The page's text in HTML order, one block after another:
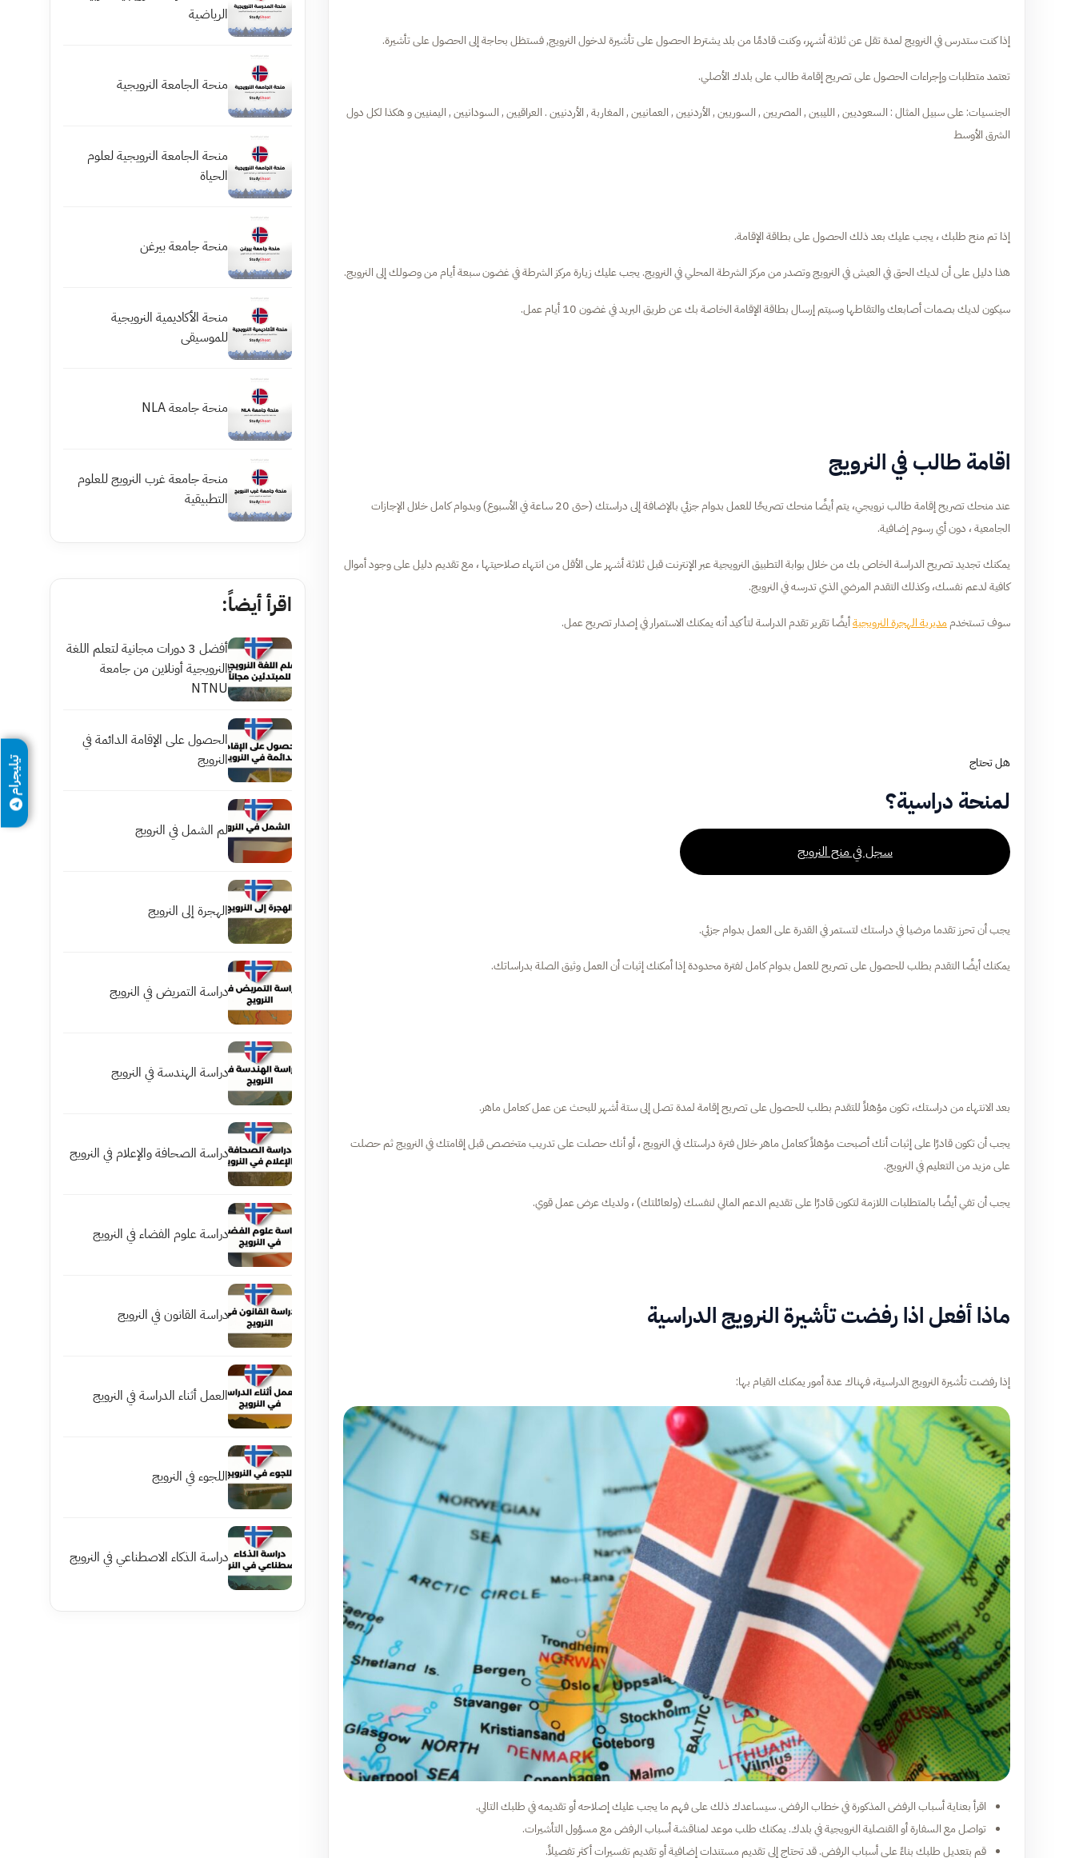
إذا كنت ستدرس في النرويج لمدة تقل عن ثلاثة أشهر، وكنت قادمًا من بلد يشترط الحصول على تأشيرة لدخول النرويج, فستظل بحاجة إلى الحصول على تأشيرة.
تعتمد متطلبات وإجراءات الحصول على تصريح إقامة طالب على بلدك الأصلي.
الجنسيات: على سبيل المثال : السعوديين , الليبين , المصريين , السوريين , الأردنيين , العمانيين , المغاربة , الأردنيين . العراقيين , السودانيين , اليمنيين و هكذا لكل دول
الشرق الأوسط
إذا تم منح طلبك ، يجب عليك بعد ذلك الحصول على بطاقة الإقامة.
هذا دليل على أن لديك الحق في العيش في النرويج وتصدر من مركز الشرطة المحلي في النرويج. يجب عليك زيارة مركز الشرطة في غضون سبعة أيام من وصولك إلى النرويج.
سيكون لديك بصمات أصابعك والتقاطها وسيتم إرسال بطاقة الإقامة الخاصة بك عن طريق البريد في غضون 10 أيام عمل.
اقامة طالب في النرويج
عند منحك تصريح إقامة طالب نرويجي، يتم أيضًا منحك تصريحًا للعمل بدوام جزئي بالإضافة إلى دراستك (حتى 20 ساعة في الأسبوع) وبدوام كامل خلال الإجازات
الجامعية ، دون أي رسوم إضافية.
يمكنك تجديد تصريح الدراسة الخاص بك من خلال بوابة التطبيق النرويجية عبر الإنترنت قبل ثلاثة أشهر على الأقل من انتهاء صلاحيتها ، مع تقديم دليل على وجود أموال
كافية لدعم نفسك، وكذلك التقدم المرضي الذي تدرسه في النرويج.
سوف تستخدممديرية الهجرة النرويجيةأيضًا تقرير تقدم الدراسة لتأكيد أنه يمكنك الاستمرار في إصدار تصريح عمل.
هل تحتاج
لمنحة دراسية؟
سجل في منح النرويج
يجب أن تحرز تقدما مرضيا في دراستك لتستمر في القدرة على العمل بدوام جزئي.
يمكنك أيضًا التقدم بطلب للحصول على تصريح للعمل بدوام كامل لفترة محدودة إذا أمكنك إثبات أن العمل وثيق الصلة بدراساتك.
بعد الانتهاء من دراستك، تكون مؤهلاً للتقدم بطلب للحصول على تصريح إقامة لمدة تصل إلى ستة أشهر للبحث عن عمل كعامل ماهر.
يجب أن تكون قادرًا على إثبات أنك أصبحت مؤهلاً كعامل ماهر خلال فترة دراستك في النرويج ، أو أنك حصلت على تدريب متخصص قبل إقامتك في النرويج ثم حصلت
على مزيد من التعليم في النرويج.
يجب أن تفي أيضًا بالمتطلبات اللازمة لتكون قادرًا على تقديم الدعم المالي لنفسك (ولعائلتك) ، ولديك عرض عمل قوي.
ماذا أفعل اذا رفضت تأشيرة النرويج الدراسية
إذا رفضت تأشيرة النرويج الدراسية، فهناك عدة أمور يمكنك القيام بها:
اقرأ بعناية أسباب الرفض المذكورة في خطاب الرفض. سيساعدك ذلك على فهم ما يجب عليك إصلاحه أو تقديمه في طلبك التالي.
تواصل مع السفارة أو القنصلية النرويجية في بلدك. يمكنك طلب موعد لمناقشة أسباب الرفض مع مسؤول التأشيرات.
قم بتعديل طلبك بناءً على أسباب الرفض. قد تحتاج إلى تقديم مستندات إضافية أو تقديم تفسيرات أكثر تفصيلاً.
الرياضية
منحة الجامعة النرويجية
منحة الجامعة النرويجية لعلوم
الحياة
منحة جامعة بيرغن
منحة الأكاديمية النرويجية
للموسيقى
منحة جامعة NLA
منحة جامعة غرب النرويج للعلوم
التطبيقية
اقرأ أيضاً:
أفضل 3 دورات مجانية لتعلم اللغة
النرويجية أونلاين من جامعة
NTNU
الحصول على الإقامة الدائمة في
النرويج
لم الشمل في النرويج
الهجرة إلى النرويج
دراسة التمريض في النرويج
دراسة الهندسة في النرويج
دراسة الصحافة والإعلام في النرويج
دراسة علوم الفضاء في النرويج
دراسة القانون في النرويج
العمل أثناء الدراسة في النرويج
اللجوء في النرويج
دراسة الذكاء الاصطناعي في النرويج
تيليجرام